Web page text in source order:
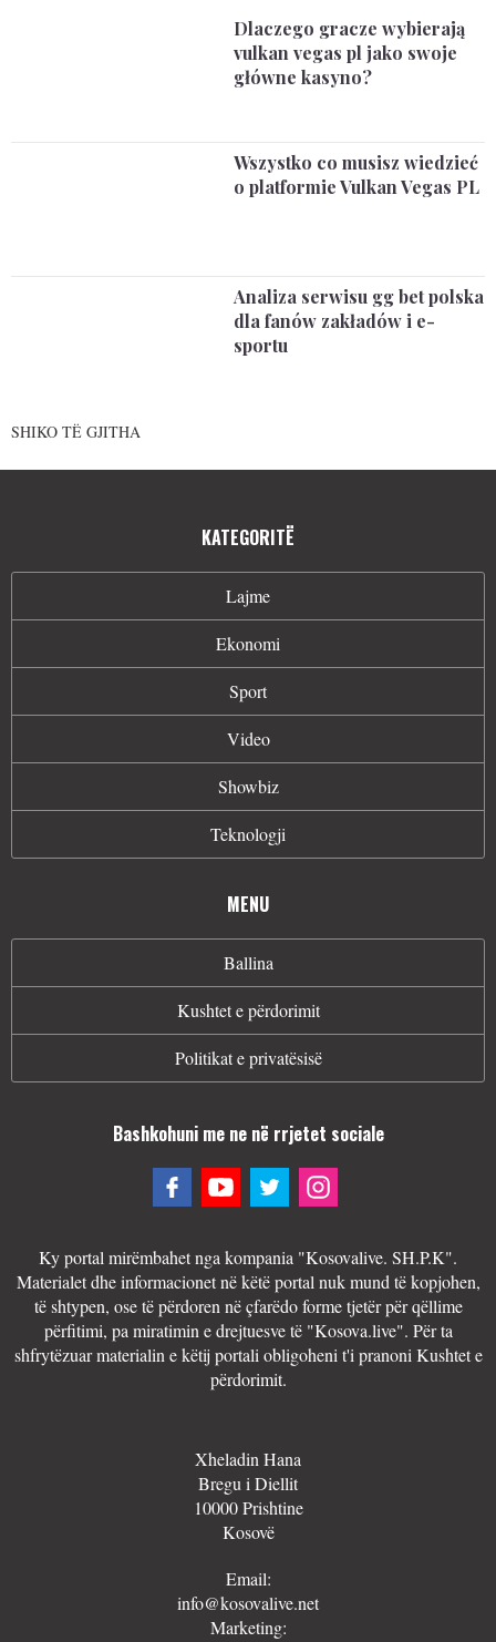
Dlaczego gracze wybierają
vulkan vegas pl jako swoje
główne kasyno?
Wszystko co musisz wiedzieć
o platformie Vulkan Vegas PL
Analiza serwisu gg bet polska
dla fanów zakładów i e-
sportu
SHIKO TË GJITHA
KATEGORITË
Lajme
Ekonomi
Sport
Video
Showbiz
Teknologji
MENU
Ballina
Kushtet e përdorimit
Politikat e privatësisë
Bashkohuni me ne në rrjetet sociale
Ky portal mirëmbahet nga kompania "Kosovalive. SH.P.K".
Materialet dhe informacionet në këtë portal nuk mund të kopjohen,
të shtypen, ose të përdoren në çfarëdo forme tjetër për qëllime
përfitimi, pa miratimin e drejtuesve të "Kosova.live". Për ta
shfrytëzuar materialin e këtij portali obligoheni t'i pranoni Kushtet e
përdorimit.
Xheladin Hana
Bregu i Diellit
10000 Prishtine
Kosovë
Email:
info@kosovalive.net
Marketing: